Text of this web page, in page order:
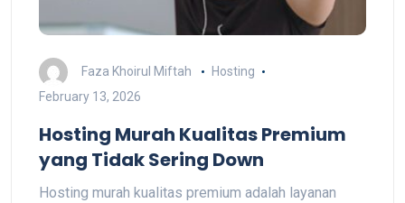
Faza Khoirul Miftah
Hosting
February 13, 2026
Hosting Murah Kualitas Premium
yang Tidak Sering Down
Hosting murah kualitas premium adalah layanan